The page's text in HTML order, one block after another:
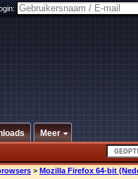
Meer
> Mozilla Firefox 64-bit